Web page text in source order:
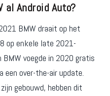
Android Auto?
BMW draait op het
op enkele late 2021-
BMW voegde in 2020 gratis
een over-the-air update.
gebouwd, hebben dit